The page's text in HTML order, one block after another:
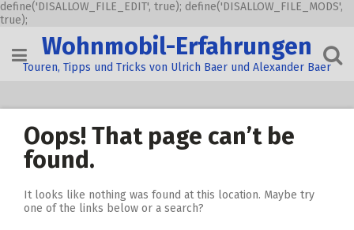
define('DISALLOW_FILE_EDIT', true); define('DISALLOW_FILE_MODS',
true);
content
Wohnmobil-Erfahrungen
Touren, Tipps und Tricks von Ulrich Baer und Alexander Baer
Oops! That page can’t be
found.
It looks like nothing was found at this location. Maybe try
one of the links below or a search?